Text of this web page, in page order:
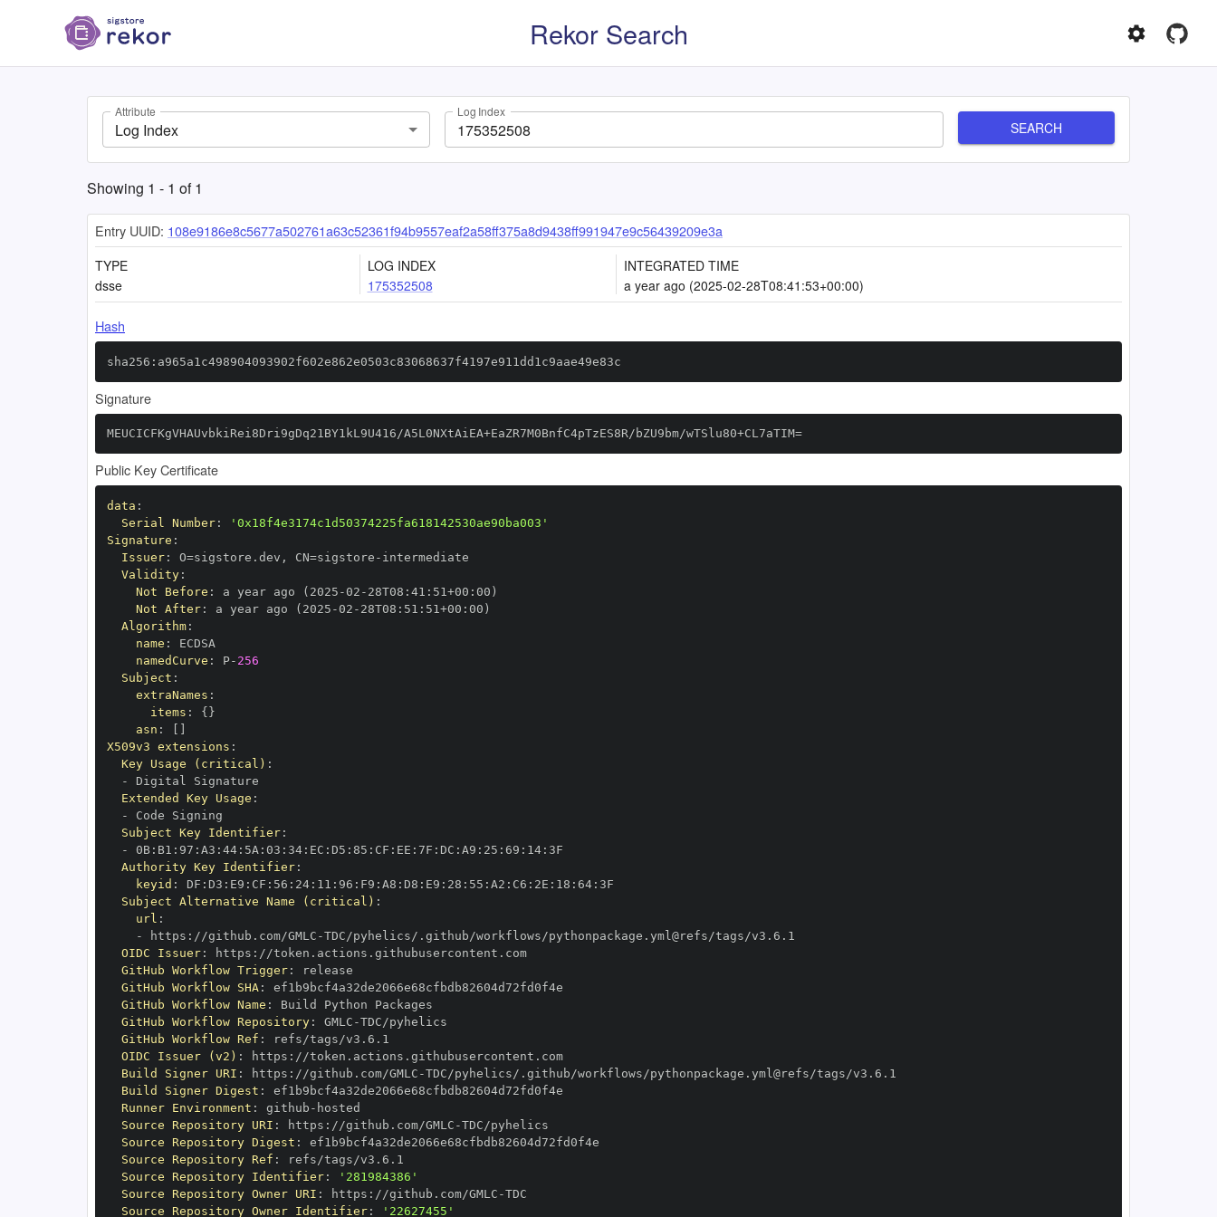
Rekor Search
Attribute
Log Index
Log Index
SEARCH
Showing 1 - 1 of1
Entry UUID: 108e9186e8c5677a502761a63c52361f94b9557eaf2a58ff375a8d9438ff991947e9c56439209e3a
TYPE
dsse
LOG INDEX
175352508
INTEGRATED TIME
a year ago (2025-02-28T08:41:53+00:00)
Hash
sha256:a965a1c498904093902f602e862e0503c83068637f4197e911dd1c9aae49e83c
Signature
MEUCICFKgVHAUvbkiRei8Dri9gDq21BY1kL9U416/A5L0NXtAiEA+EaZR7M0BnfC4pTzES8R/bZU9bm/wTSlu80+CL7aTIM=
Public Key Certificate
data :
Serial Number:
'0x18f4e3174c1d50374225fa618142530ae90ba003'
Signature :
Issuer: O=sigstore.dev , CN=sigstore -
Validity:
Not Before : a year ago (2025 -02 - 28T08 : 41 : 51+00 :
Not After: a year ago (2025 -02 - 28T08 : 51 : 51+00 :
Algorithm:
name :
namedCurve : P- 256
Subject :
extraNames :
items : { }
asn :
X509v3 extensions :
Key Usage (critical) :
-
Extended Key Usage :
-
Subject Key Identifier:
-
0B: B1 : 97 : A3 : 44: 5A : 03 : 34: EC : D5 : 85 : CF : EE : 7F : DC : A9 : 25 : 69 : 14:
Authority Key Identifier:
keyid : DF : D3 : E9 : CF : 56 : 24: 11 : 96 : F9 : A8 : D8 : E9 : 28 : 55 : A2 : C6 : 2E : 18 : 64:
Subject Alternative Name (critical) :
url :
-
https : //github.com/GMLC -
OIDC Issuer: https :
//token.actions.githubusercontent.com
GitHub Workflow Trigger:
GitHub Workflow SHA:
GitHub Workflow Name :
GitHub Workflow Repository: GMLC -
GitHub Workflow Ref :
OIDC Issuer (v2) : https :
//token.actions.githubusercontent.com
Build Signer URI : https : //github.com/GMLC -
Build Signer Digest :
Runner Environment : github -
Source Repository URI : https : //github.com/GMLC -
Source Repository Digest :
Source Repository Ref :
Source Repository Identifier:
'281984386'
Source Repository Owner URI : https : //github.com/GMLC -
Source Repository Owner Identifier: '22627455'